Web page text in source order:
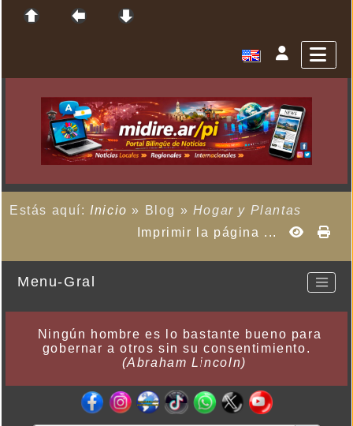
Estás aquí: Inicio » Blog » Hogar y Plantas
Imprimir la página ...
Menu-Gral
Ningún hombre es lo bastante bueno para
gobernar a otros sin su consentimiento.
(Abraham Lincoln)